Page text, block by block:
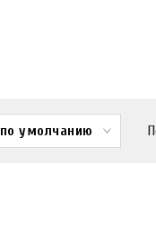
по умолчанию